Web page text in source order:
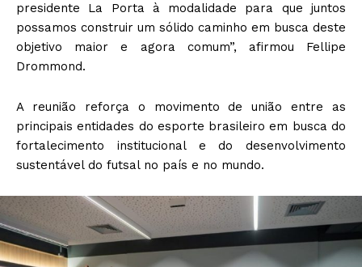
presidente La Porta à modalidade para que juntos
possamos construir um sólido caminho em busca deste
objetivo maior e agora comum”, afirmou Fellipe
Drommond.
A reunião reforça o movimento de união entre as
principais entidades do esporte brasileiro em busca do
fortalecimento institucional e do desenvolvimento
sustentável do futsal no país e no mundo.